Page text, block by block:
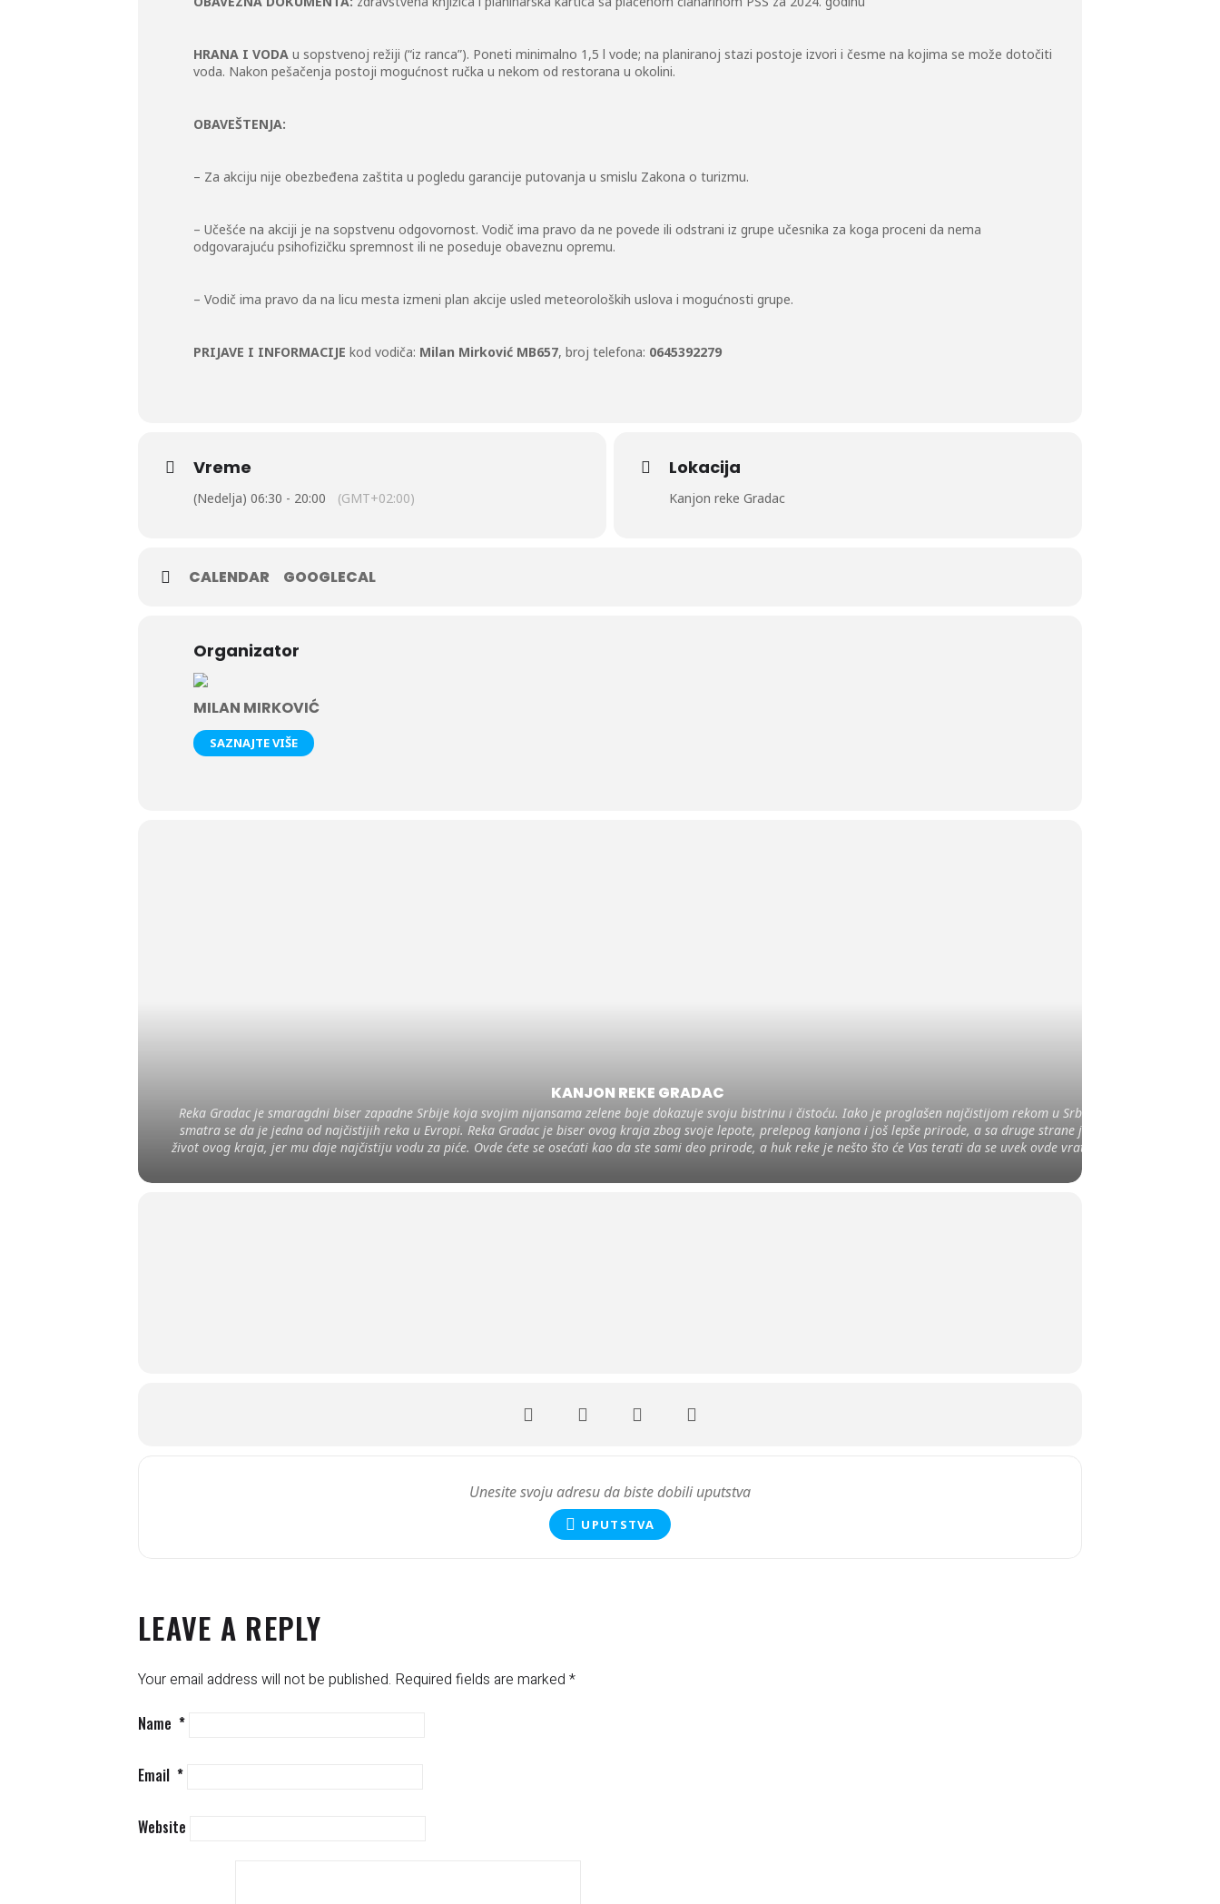
HRANA I VODA u sopstvenoj režiji (“iz ranca”). Poneti minimalno 1,5 l vode; na planiranoj stazi postoje izvori i česme na kojima se može dotočiti
voda. Nakon pešačenja postoji mogućnost ručka u nekom od restorana u okolini.
OBAVEŠTENJA:
– Za akciju nije obezbeđena zaštita u pogledu garancije putovanja u smislu Zakona o turizmu.
– Učešće na akciji je na sopstvenu odgovornost. Vodič ima pravo da ne povede ili odstrani iz grupe učesnika za koga proceni da nema
odgovarajuću psihofizičku spremnost ili ne poseduje obaveznu opremu.
– Vodič ima pravo da na licu mesta izmeni plan akcije usled meteoroloških uslova i mogućnosti grupe.
PRIJAVE I INFORMACIJE kod vodiča: Milan Mirković MB657, broj telefona: 0645392279
Vreme
(Nedelja) 06:30 - 20:00 (GMT+02:00)
Lokacija
Kanjon reke Gradac
CALENDAR GOOGLECAL
Organizator
MILAN MIRKOVIĆ
SAZNAJTE VIŠE
KANJON REKE GRADAC
Reka Gradac je smaragdni biser zapadne Srbije koja svojim nijansama zelene boje dokazuje svoju bistrinu i čistoću. Iako je proglašen najčistijom rekom u Srbiji,
smatra se da je jedna od najčistijih reka u Evropi. Reka Gradac je biser ovog kraja zbog svoje lepote, prelepog kanjona i još lepše prirode, a sa druge strane je i
život ovog kraja, jer mu daje najčistiju vodu za piće. Ovde ćete se osećati kao da ste sami deo prirode, a huk reke je nešto što će Vas terati da se uvek ovde vratite.
UPUTSTVA
LEAVE A REPLY
Your email address will not be published. Required fields are marked *
Name *
Email *
Website